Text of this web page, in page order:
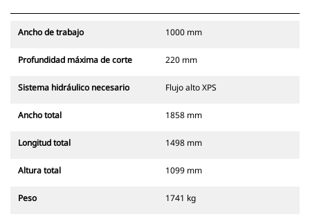
Ancho de trabajo 1000 mm
Profundidad máxima de corte 220 mm
Sistema hidráulico necesario Flujo alto XPS
Ancho total 1858 mm
Longitud total 1498 mm
Altura total 1099 mm
Peso 1741 kg